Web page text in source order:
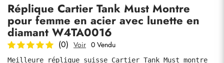
Réplique Cartier Tank Must Montre
pour femme en acier avec lunette en
diamant W4TA0016
(0) Voir 0 Vendu
Meilleure réplique suisse Cartier Tank Must montre